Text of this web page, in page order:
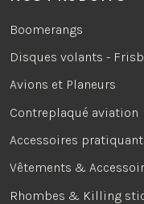
Boomerangs
Disques volants -
Avions et Planeurs
Contreplaqué aviation
Accessoires pratiquant
Vêtements &
Rhombes & Killing